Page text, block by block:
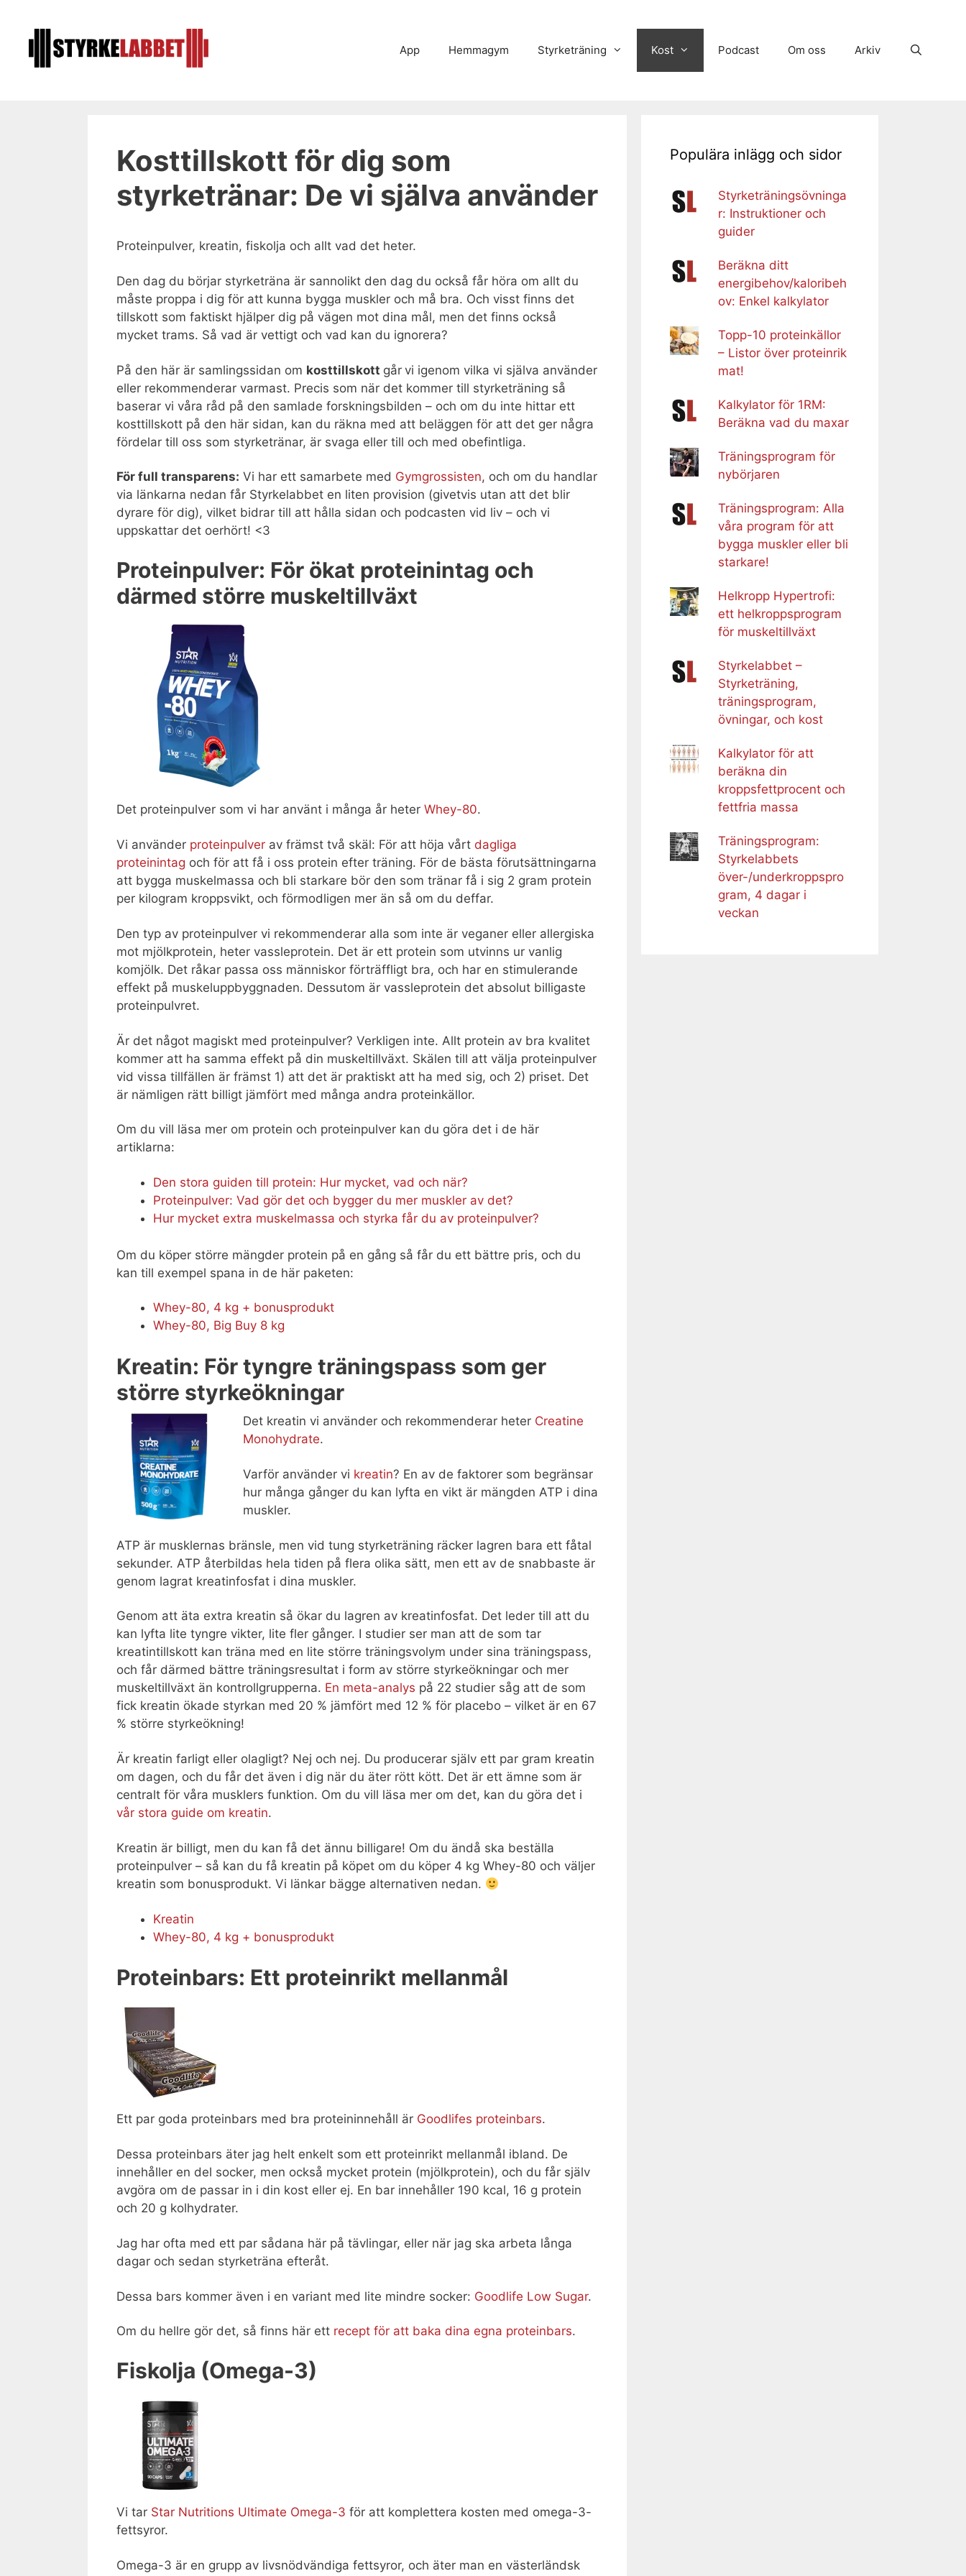
innehåll
App Hemmagym Styrketräning Kost Podcast Om oss Arkiv
Kosttillskott för dig som
styrketränar: De vi själva använder
Proteinpulver, kreatin, fiskolja och allt vad det heter.
Den dag du börjar styrketräna är sannolikt den dag du också får höra om allt du
måste proppa i dig för att kunna bygga muskler och må bra. Och visst finns det
tillskott som faktiskt hjälper dig på vägen mot dina mål, men det finns också
mycket trams. Så vad är vettigt och vad kan du ignorera?
På den här är samlingssidan om kosttillskott går vi igenom vilka vi själva använder
eller rekommenderar varmast. Precis som när det kommer till styrketräning så
baserar vi våra råd på den samlade forskningsbilden – och om du inte hittar ett
kosttillskott på den här sidan, kan du räkna med att beläggen för att det ger några
fördelar till oss som styrketränar, är svaga eller till och med obefintliga.
För full transparens: Vi har ett samarbete med Gymgrossisten, och om du handlar
via länkarna nedan får Styrkelabbet en liten provision (givetvis utan att det blir
dyrare för dig), vilket bidrar till att hålla sidan och podcasten vid liv – och vi
uppskattar det oerhört! <3
Proteinpulver: För ökat proteinintag och
därmed större muskeltillväxt
Det proteinpulver som vi har använt i många år heter Whey-80.
Vi använder proteinpulver av främst två skäl: För att höja vårt dagliga
proteinintag och för att få i oss protein efter träning. För de bästa förutsättningarna
att bygga muskelmassa och bli starkare bör den som tränar få i sig 2 gram protein
per kilogram kroppsvikt, och förmodligen mer än så om du deffar.
Den typ av proteinpulver vi rekommenderar alla som inte är veganer eller allergiska
mot mjölkprotein, heter vassleprotein. Det är ett protein som utvinns ur vanlig
komjölk. Det råkar passa oss människor förträffligt bra, och har en stimulerande
effekt på muskeluppbyggnaden. Dessutom är vassleprotein det absolut billigaste
proteinpulvret.
Är det något magiskt med proteinpulver? Verkligen inte. Allt protein av bra kvalitet
kommer att ha samma effekt på din muskeltillväxt. Skälen till att välja proteinpulver
vid vissa tillfällen är främst 1) att det är praktiskt att ha med sig, och 2) priset. Det
är nämligen rätt billigt jämfört med många andra proteinkällor.
Om du vill läsa mer om protein och proteinpulver kan du göra det i de här
artiklarna:
Den stora guiden till protein: Hur mycket, vad och när?
Proteinpulver: Vad gör det och bygger du mer muskler av det?
Hur mycket extra muskelmassa och styrka får du av proteinpulver?
Om du köper större mängder protein på en gång så får du ett bättre pris, och du
kan till exempel spana in de här paketen:
Whey-80, 4 kg + bonusprodukt
Whey-80, Big Buy 8 kg
Kreatin: För tyngre träningspass som ger
större styrkeökningar
Det kreatin vi använder och rekommenderar heter Creatine
Monohydrate.
Varför använder vi kreatin? En av de faktorer som begränsar
hur många gånger du kan lyfta en vikt är mängden ATP i dina
muskler.
ATP är musklernas bränsle, men vid tung styrketräning räcker lagren bara ett fåtal
sekunder. ATP återbildas hela tiden på flera olika sätt, men ett av de snabbaste är
genom lagrat kreatinfosfat i dina muskler.
Genom att äta extra kreatin så ökar du lagren av kreatinfosfat. Det leder till att du
kan lyfta lite tyngre vikter, lite fler gånger. I studier ser man att de som tar
kreatintillskott kan träna med en lite större träningsvolym under sina träningspass,
och får därmed bättre träningsresultat i form av större styrkeökningar och mer
muskeltillväxt än kontrollgrupperna. En meta-analys på 22 studier såg att de som
fick kreatin ökade styrkan med 20 % jämfört med 12 % för placebo – vilket är en 67
% större styrkeökning!
Är kreatin farligt eller olagligt? Nej och nej. Du producerar själv ett par gram kreatin
om dagen, och du får det även i dig när du äter rött kött. Det är ett ämne som är
centralt för våra musklers funktion. Om du vill läsa mer om det, kan du göra det i
vår stora guide om kreatin.
Kreatin är billigt, men du kan få det ännu billigare! Om du ändå ska beställa
proteinpulver – så kan du få kreatin på köpet om du köper 4 kg Whey-80 och väljer
kreatin som bonusprodukt. Vi länkar bägge alternativen nedan.
Kreatin
Whey-80, 4 kg + bonusprodukt
Proteinbars: Ett proteinrikt mellanmål
Ett par goda proteinbars med bra proteininnehåll är Goodlifes proteinbars.
Dessa proteinbars äter jag helt enkelt som ett proteinrikt mellanmål ibland. De
innehåller en del socker, men också mycket protein (mjölkprotein), och du får själv
avgöra om de passar in i din kost eller ej. En bar innehåller 190 kcal, 16 g protein
och 20 g kolhydrater.
Jag har ofta med ett par sådana här på tävlingar, eller när jag ska arbeta långa
dagar och sedan styrketräna efteråt.
Dessa bars kommer även i en variant med lite mindre socker: Goodlife Low Sugar.
Om du hellre gör det, så finns här ett recept för att baka dina egna proteinbars.
Fiskolja (Omega-3)
Vi tar Star Nutritions Ultimate Omega-3 för att komplettera kosten med omega-3-
fettsyror.
Omega-3 är en grupp av livsnödvändiga fettsyror, och äter man en västerländsk
Populära inlägg och sidor
Styrketräningsövninga
r: Instruktioner och
guider
Beräkna ditt
energibehov/kaloribeh
ov: Enkel kalkylator
Topp-10 proteinkällor
– Listor över proteinrik
mat!
Kalkylator för 1RM:
Beräkna vad du maxar
Träningsprogram för
nybörjaren
Träningsprogram: Alla
våra program för att
bygga muskler eller bli
starkare!
Helkropp Hypertrofi:
ett helkroppsprogram
för muskeltillväxt
Styrkelabbet –
Styrketräning,
träningsprogram,
övningar, och kost
Kalkylator för att
beräkna din
kroppsfettprocent och
fettfria massa
Träningsprogram:
Styrkelabbets
över-/underkroppspro
gram, 4 dagar i
veckan